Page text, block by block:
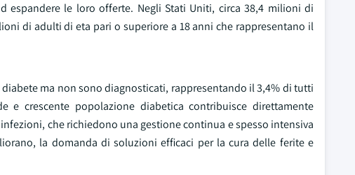
le loro offerte. Negli Stati Uniti, circa 38,4 milioni di
di adulti di eta pari o superiore a 18 anni che rappresentano il
ma non sono diagnosticati, rappresentando il 3,4% di tutti
crescente popolazione diabetica contribuisce direttamente
che richiedono una gestione continua e spesso intensiva
la domanda di soluzioni efficaci per la cura delle ferite e